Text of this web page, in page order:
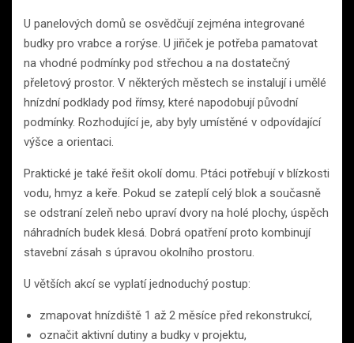
U panelových domů se osvědčují zejména integrované
budky pro vrabce a rorýse. U jiřiček je potřeba pamatovat
na vhodné podmínky pod střechou a na dostatečný
přeletový prostor. V některých městech se instalují i umělé
hnízdní podklady pod římsy, které napodobují původní
podmínky. Rozhodující je, aby byly umístěné v odpovídající
výšce a orientaci.
Praktické je také řešit okolí domu. Ptáci potřebují v blízkosti
vodu, hmyz a keře. Pokud se zateplí celý blok a současně
se odstraní zeleň nebo upraví dvory na holé plochy, úspěch
náhradních budek klesá. Dobrá opatření proto kombinují
stavební zásah s úpravou okolního prostoru.
U větších akcí se vyplatí jednoduchý postup:
zmapovat hnízdiště 1 až 2 měsíce před rekonstrukcí,
označit aktivní dutiny a budky v projektu,